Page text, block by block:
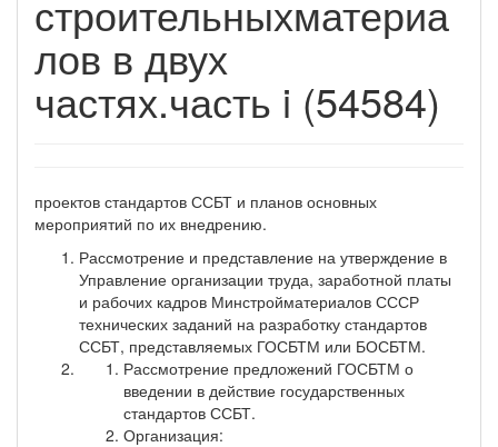
строительныхматериа
лов в двух
частях.часть i (54584)
проектов стандартов ССБТ и планов основных
мероприятий по их внедрению.
Рассмотрение и представление на утверждение в
Управление организации труда, заработной платы
и рабочих кадров Минстройматериалов СССР
технических заданий на разработку стандартов
ССБТ, представляемых ГОСБТМ или БОСБТМ.
Рассмотрение предложений ГОСБТМ о
введении в действие государственных
стандартов ССБТ.
Организация: